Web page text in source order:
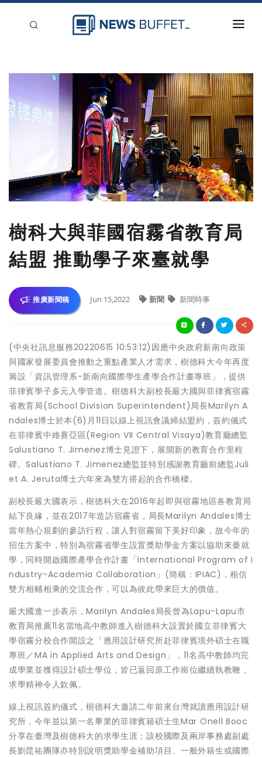
新聞稿分類
樹科大與菲國宿霧省教育局
結盟 推動學子來臺就學
推廣新聞稿 Jun 15,2022 新聞 新聞時事
(中央社訊息服務20220615 10:53:12)因應中央政府新南向政策
與國家發展委員會推動之重點產業人才需求，樹德科大今年再度
籌設「資訊管理系-新南向國際學生產學合作計畫專班」，提供
菲律賓學子多元入學管道。樹德科大副校長嚴大國與菲律賓宿霧
省教育局(School Division Superintendent)局長Marilyn A
ndales博士於本(6)月11日以線上視訊會議締結盟約，簽約儀式
在菲律賓中維賽亞區(Region VII Central Visaya)教育廳總監
Salustiano T. Jimenez博士見證下，展開新的教育合作里程
碑。Salustiano T. Jimenez總監並特別感謝教育廳前總監Juli
et A. Jeruta博士六年來為雙方搭起的合作橋樑。
副校長嚴大國表示，樹德科大在2016年起即與宿霧地區各教育局
結下良緣，並在2017年造訪宿霧省，局長Marilyn Andales博士
當年熱心規劃的參訪行程，讓人對宿霧留下美好印象，故今年的
招生方案中，特別為宿霧省學生設置獎助學金方案以協助來臺就
學，同時開啟國際產學合作計畫「International Program of I
ndustry-Academia Collaboration」(簡稱：IPIAC)，相信
雙方相輔相乘的交流合作，可以為彼此帶來巨大的價值。
嚴大國進一步表示，Marilyn Andales局長曾為Lapu-Lapu市
教育局推薦11名當地高中教師進入樹德科大設置於國立菲律賓大
學宿霧分校合作開設之「應用設計研究所赴菲律賓境外碩士在職
專班／MA in Applied Arts and Design」，11名高中教師均完
成學業並獲得設計碩士學位，皆已返回原工作崗位繼續執教鞭，
求學精神令人欽佩。
線上視訊簽約儀式，樹德科大邀請二年前來台灣就讀應用設計研
究所，今年並以第一名畢業的菲律賓籍碩士生Mar Onell Booc
分享在臺灣及樹德科大的求學生涯；該校國際及兩岸事務處副處
長劉昆祐團隊亦特別說明獎助學金補助項目、一般外籍生或國際